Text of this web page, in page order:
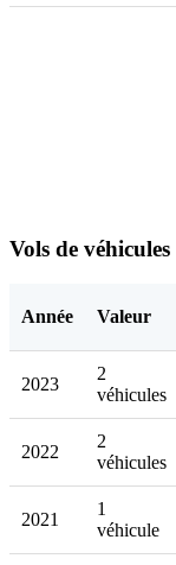
Vols de véhicules
Année Valeur
2023
2
véhicules
2022
2
véhicules
2021
1
véhicule